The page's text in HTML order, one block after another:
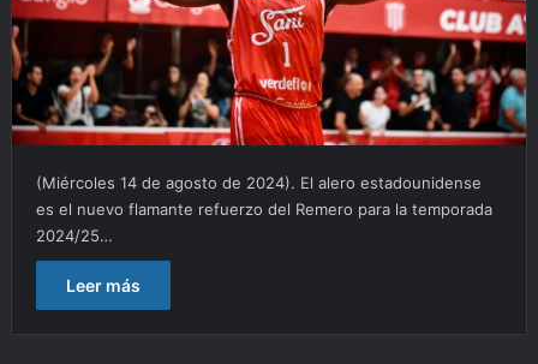
(Miércoles 14 de agosto de 2024). El alero estadounidense
es el nuevo flamante refuerzo del Remero para la temporada
2024/25…
Leer más